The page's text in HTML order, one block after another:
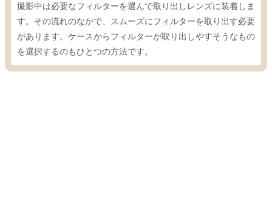
撮影中は必要なフィルターを選んで取り出しレンズに装着しま
す。その流れのなかで、スムーズにフィルターを取り出す必要
があります。ケースからフィルターが取り出しやすそうなもの
を選択するのもひとつの方法です。